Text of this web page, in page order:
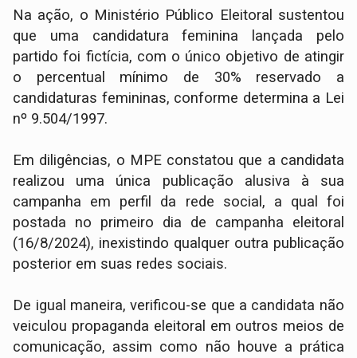
Na ação, o Ministério Público Eleitoral sustentou
que uma candidatura feminina lançada pelo
partido foi fictícia, com o único objetivo de atingir
o percentual mínimo de 30% reservado a
candidaturas femininas, conforme determina a Lei
nº 9.504/1997.
Em diligências, o MPE constatou que a candidata
realizou uma única publicação alusiva à sua
campanha em perfil da rede social, a qual foi
postada no primeiro dia de campanha eleitoral
(16/8/2024), inexistindo qualquer outra publicação
posterior em suas redes sociais.
De igual maneira, verificou-se que a candidata não
veiculou propaganda eleitoral em outros meios de
comunicação, assim como não houve a prática